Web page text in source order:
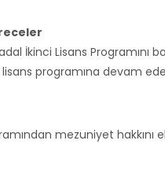
İkinci Lisans Programını
lisans programına devam
mezuniyet hakkını